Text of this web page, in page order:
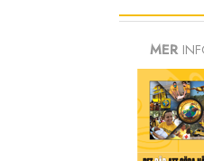
MER